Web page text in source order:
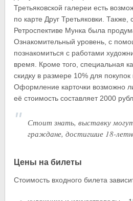
Третьяковской галереи есть
по карте Друг Третьяковки. Также,
Ретроспективе Мунка была
Ознакомительный уровень, с
познакомиться с работами
время. Кроме того, специальная
скидку в размере 10% для
Оформление карточки возможно
её стоимость составляет 2000
Стоит знать, выставку
граждане, достигшие 18-
Цены на билеты
Стоимость входного билета